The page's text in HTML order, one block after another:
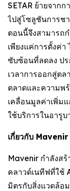
SETAR ย้ายจาก
ไปสู่โซลูชันการช
ตอนนี้จึงสามารถ
เพียงแค่การตั้งค่
ซับซ้อนที่ลดลง ปร
เวลาการออกสู่ต
ตลาดและความพ
เคลื่อนมูลค่าเพิ่ม
ใช้บริการในอารู
เกี่ยวกับ Mavenir
Mavenir กำลังส
คลาวด์เนทีฟที่ใช้
มิตรกับสิ่งแวดล้อ